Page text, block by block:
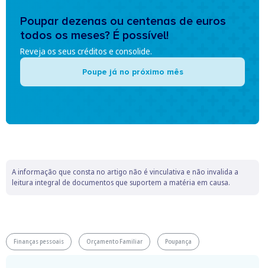
Poupar dezenas ou centenas de euros
todos os meses? É possível!
Reveja os seus créditos e consolide.
Poupe já no próximo mês
A informação que consta no artigo não é vinculativa e não invalida a
leitura integral de documentos que suportem a matéria em causa.
Finanças pessoais Orçamento Familiar Poupança